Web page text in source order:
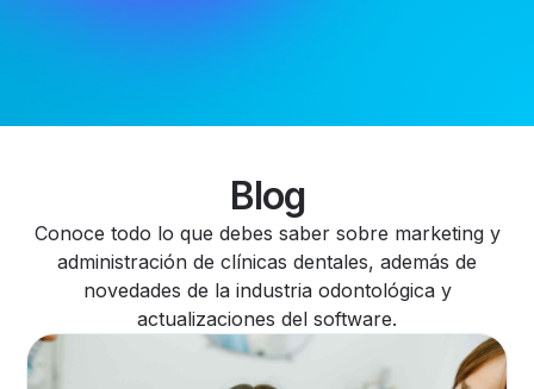
Blog
Conoce todo lo que debes saber sobre marketing y
administración de clínicas dentales, además de
novedades de la industria odontológica y
actualizaciones del software.